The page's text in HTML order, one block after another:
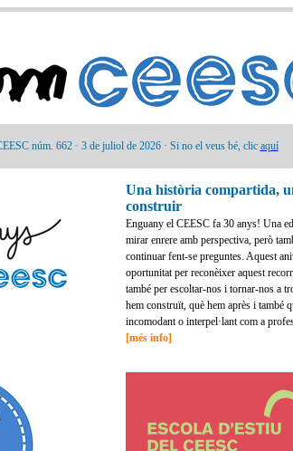
núm. 662 · 3 de juliol de 2026 · Si no el veus bé, clic aquí
Una història compartida,
construir
Enguany el CEESC fa 30 anys! Una
mirar enrere amb perspectiva, però
continuar fent-se preguntes. Aquest
oportunitat per reconèixer aquest
també per escoltar-nos i tornar-nos a
hem construït, què hem après i també
incomodant o interpel·lant com a
[més info]